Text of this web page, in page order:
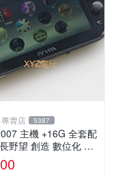
賣店 5387
主機 +16G 全套配
野望 創造 數位化 保
修一年 品質有保障